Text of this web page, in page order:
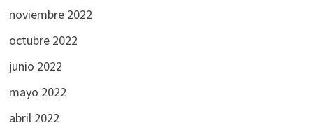
noviembre 2022
octubre 2022
junio 2022
mayo 2022
abril 2022